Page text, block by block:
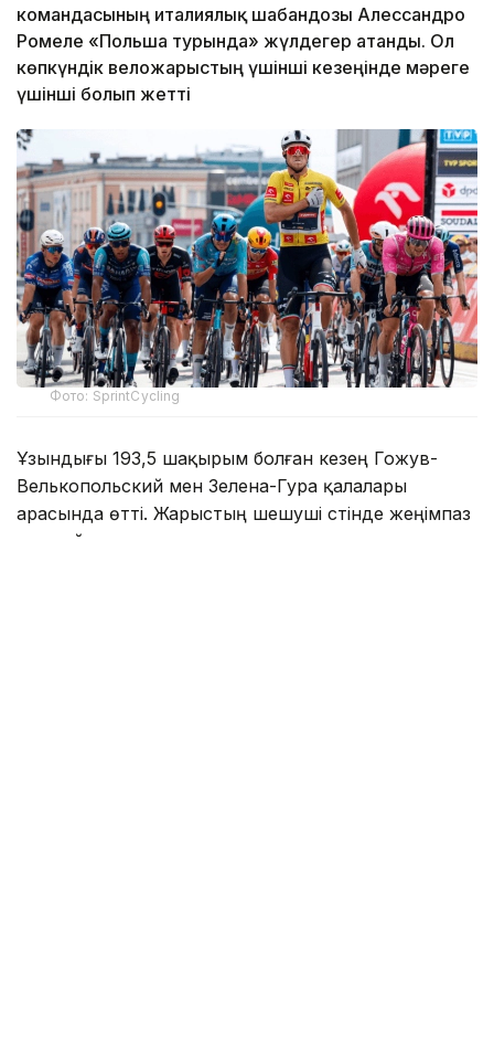
командасының италиялық шабандозы Алессандро
Ромеле «Польша турында» жүлдегер атанды. Ол
көпкүндік веложарыстың үшінші кезеңінде мәреге
үшінші болып жетті
Фото: SprintCycling
Ұзындығы 193,5 шақырым болған кезең Гожув-
Велькопольский мен Зелена-Гура қалалары
арасында өтті. Жарыстың шешуші сәтінде жеңімпаз
жаппай спринт арқылы анықталды.